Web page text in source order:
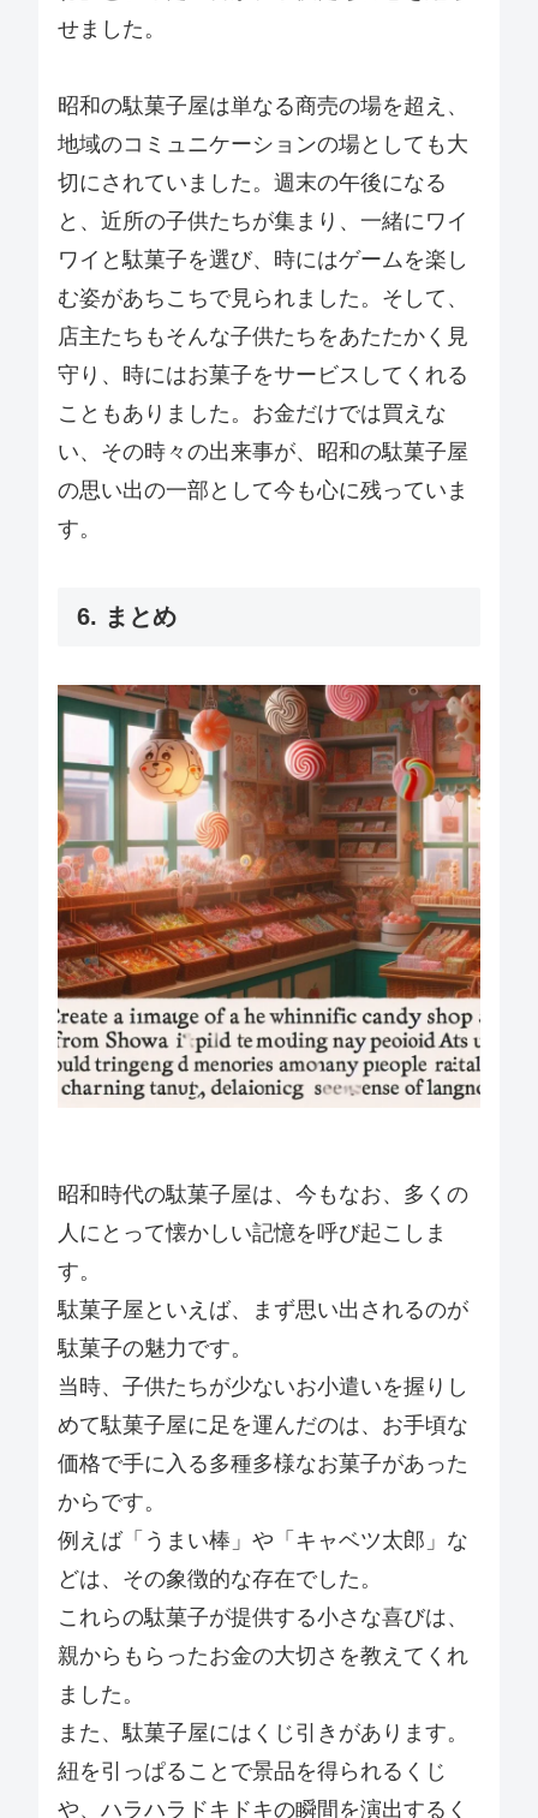
せました。
昭和の駄菓子屋は単なる商売の場を超え、
地域のコミュニケーションの場としても大
切にされていました。週末の午後になる
と、近所の子供たちが集まり、一緒にワイ
ワイと駄菓子を選び、時にはゲームを楽し
む姿があちこちで見られました。そして、
店主たちもそんな子供たちをあたたかく見
守り、時にはお菓子をサービスしてくれる
こともありました。お金だけでは買えな
い、その時々の出来事が、昭和の駄菓子屋
の思い出の一部として今も心に残っていま
す。
6. まとめ
昭和時代の駄菓子屋は、今もなお、多くの
人にとって懐かしい記憶を呼び起こしま
す。
駄菓子屋といえば、まず思い出されるのが
駄菓子の魅力です。
当時、子供たちが少ないお小遣いを握りし
めて駄菓子屋に足を運んだのは、お手頃な
価格で手に入る多種多様なお菓子があった
からです。
例えば「うまい棒」や「キャベツ太郎」な
どは、その象徴的な存在でした。
これらの駄菓子が提供する小さな喜びは、
親からもらったお金の大切さを教えてくれ
ました。
また、駄菓子屋にはくじ引きがあります。
紐を引っぱることで景品を得られるくじ
や、ハラハラドキドキの瞬間を演出するく